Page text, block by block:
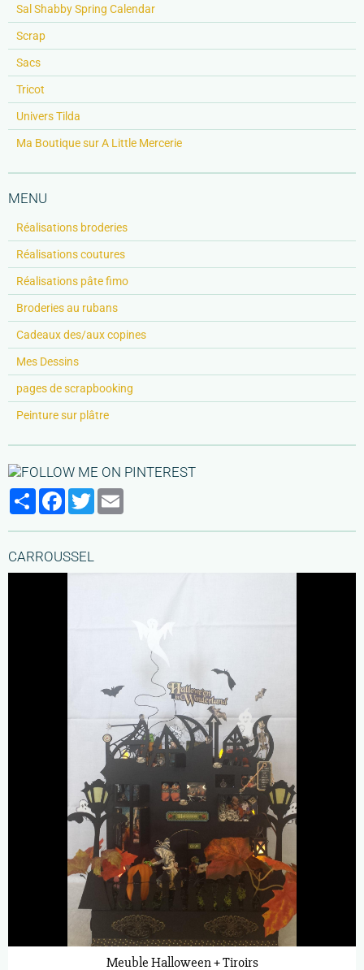
Sal Shabby Spring Calendar
Scrap
Sacs
Tricot
Univers Tilda
Ma Boutique sur A Little Mercerie
MENU
Réalisations broderies
Réalisations coutures
Réalisations pâte fimo
Broderies au rubans
Cadeaux des/aux copines
Mes Dessins
pages de scrapbooking
Peinture sur plâtre
PartagerFacebook
Twitter
CARROUSSEL
Meuble Halloween + Tiroirs